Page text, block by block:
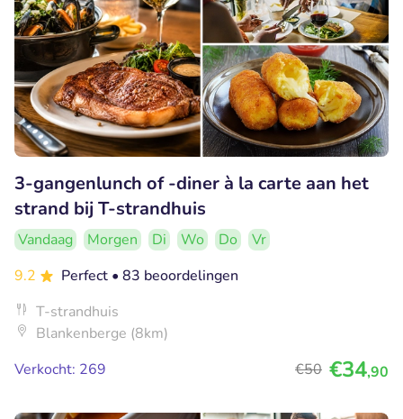
3-gangenlunch of -diner à la carte aan het
strand bij T-strandhuis
Vandaag Morgen Di Wo Do
Vr
9.2
Perfect • 83 beoordelingen
T-strandhuis
Blankenberge (8km)
Verkocht: 269
€50 €34,90